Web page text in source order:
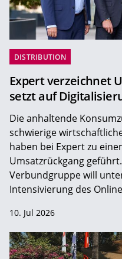
DISTRIBUTION
Expert verzeichnet
setzt auf
Die anhaltende
schwierige
haben bei Expert zu
Umsatzrückgang
Verbundgruppe will
Intensivierung des
10. Jul 2026